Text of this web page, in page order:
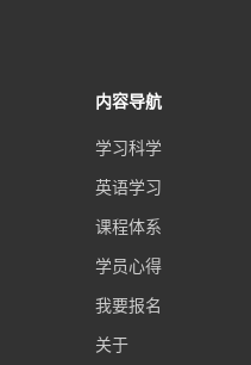
内容导航
学习科学
英语学习
课程体系
学员心得
我要报名
关于